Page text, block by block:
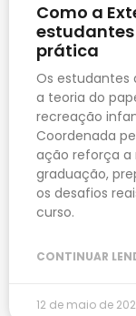
Como a
estudantes
prática
Os estudantes
a teoria do
recreação
Coordenada
ação reforça a
graduação,
os desafios
curso.
CONTINUAR
12 de maio de